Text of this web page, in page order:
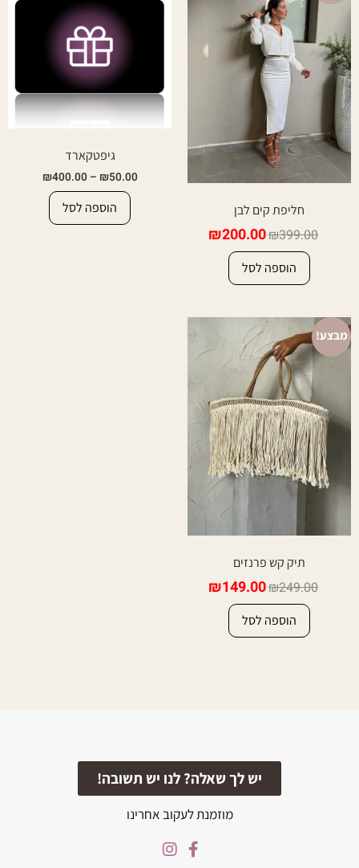
חליפת קים לבן
₪399.00
₪200.00
הוספה לסל
גיפטקארד
₪50.00
–
₪400.00
הוספה לסל
מבצע!
תיק קש פרנזים
₪249.00
₪149.00
הוספה לסל
יש לך שאלה? לנו יש תשובה!
מוזמנת לעקוב אחרינו